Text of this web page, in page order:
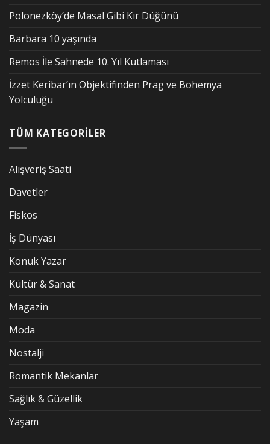
Polonezköy’de Masal Gibi Kır Düğünü
Barbara 10 yaşında
Remos İle Sahnede 10. Yıl Kutlaması
İzzet Keribar’ın Objektifinden Prag ve Bohemya
Yolculuğu
TÜM KATEGORİLER
Alışveriş Saati
Davetler
Fiskos
İş Dünyası
Konuk Yazar
Kültür & Sanat
Magazin
Moda
Nostalji
Romantik Mekanlar
Sağlık & Güzellik
Yaşam